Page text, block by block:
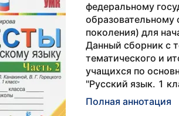
федеральному
образовательному
поколения) для
Данный сборник с
тематического и
учащихся по
"Русский язык. 1
Полная аннотация